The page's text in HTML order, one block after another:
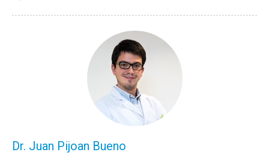
Dr. Juan Pijoan Bueno